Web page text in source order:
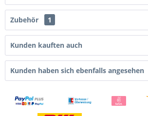
Zubehör 1
Kunden kauften auch
Kunden haben sich ebenfalls angesehen